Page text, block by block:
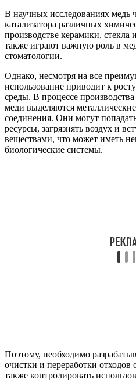
В научных исследованиях медь
катализатора различных
производстве керамики,
также играют важную роль в
стоматологии.
Однако, несмотря на все
использование приводит к
среды. В процессе
меди выделяются
соединения. Они могут
ресурсы, загрязнять воздух и
веществами, что может иметь
биологические системы.
Поэтому, необходимо
очистки и переработки отходов
также контролировать